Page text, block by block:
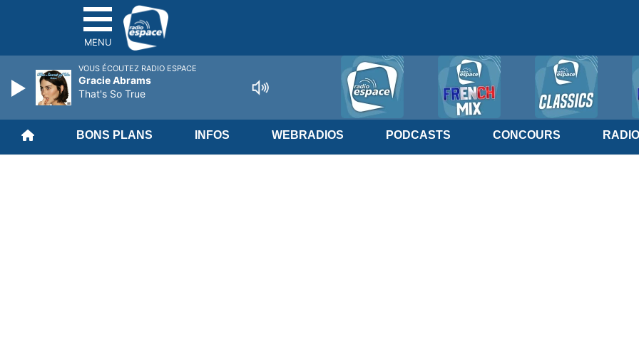
MENU
BONS PLANS INFOS WEBRADIOS PODCASTS CONCOURS RADIO
VOUS ÉCOUTEZ RADIO ESPACE
Gracie Abrams
That's So True